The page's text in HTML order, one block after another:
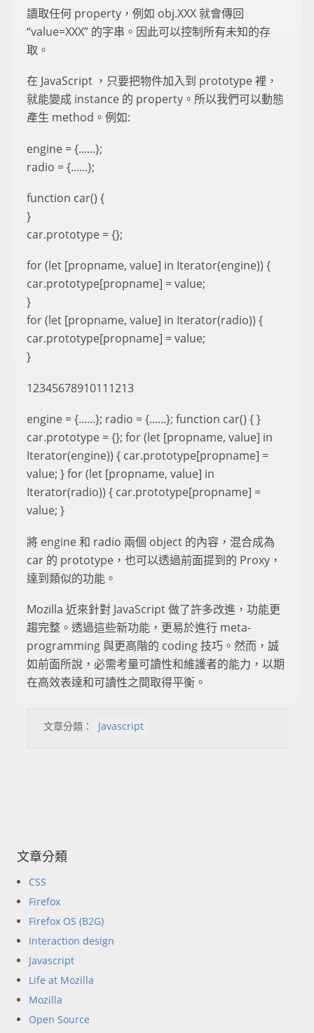
讀取任何 property，例如 obj.XXX 就會傳回
“value=XXX” 的字串。因此可以控制所有未知的存
取。
在 JavaScript ，只要把物件加入到 prototype 裡，
就能變成 instance 的 property。所以我們可以動態
產生 method。例如:
engine = {......};
radio = {......};
function car() {
}
car.prototype = {};
for (let [propname, value] in Iterator(engine)) {
car.prototype[propname] = value;
}
for (let [propname, value] in Iterator(radio)) {
car.prototype[propname] = value;
}
12345678910111213
engine = {......}; radio = {......}; function car() { }
car.prototype = {}; for (let [propname, value] in
Iterator(engine)) { car.prototype[propname] =
value; } for (let [propname, value] in
Iterator(radio)) { car.prototype[propname] =
value; }
將 engine 和 radio 兩個 object 的內容，混合成為
car 的 prototype，也可以透過前面提到的 Proxy，
達到類似的功能。
Mozilla 近來針對 JavaScript 做了許多改進，功能更
趨完整。透過這些新功能，更易於進行 meta-
programming 與更高階的 coding 技巧。然而，誠
如前面所說，必需考量可讀性和維護者的能力，以期
在高效表達和可讀性之間取得平衡。
文章分類： Javascript
文章分類
CSS
Firefox
Firefox OS (B2G)
Interaction design
Javascript
Life at Mozilla
Mozilla
Open Source